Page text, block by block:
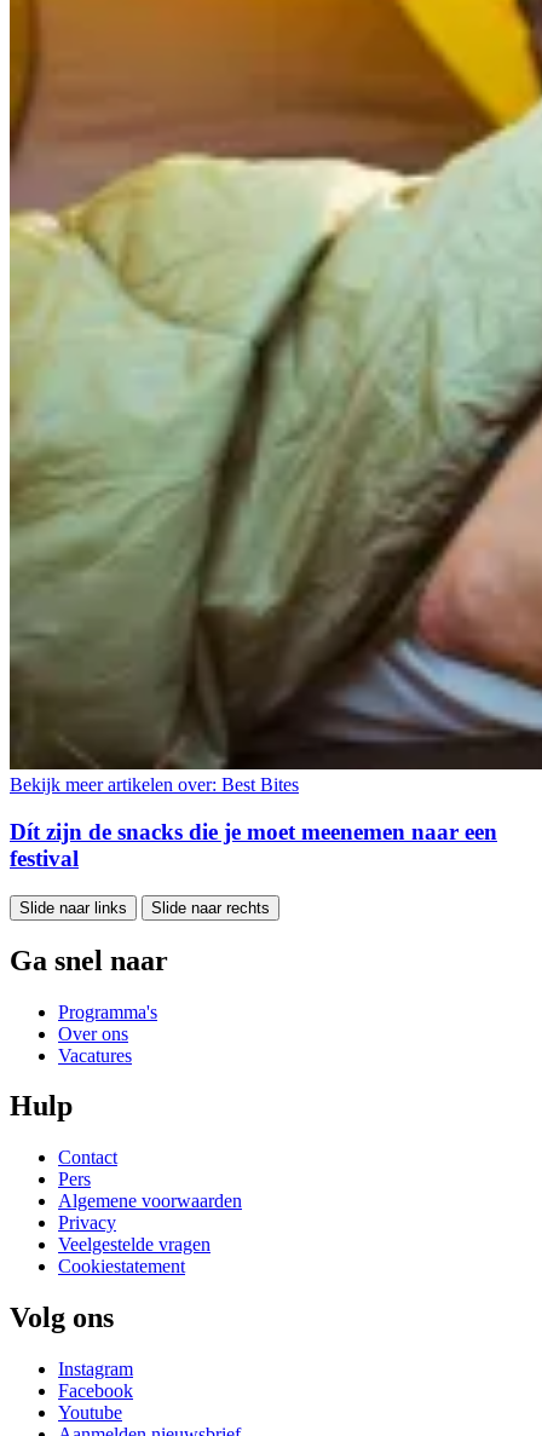
Bekijk meer artikelen over: Best Bites
Dít zijn de snacks die je moet meenemen naar een
festival
Slide naar links Slide naar rechts
Ga snel naar
Programma's
Over ons
Vacatures
Hulp
Contact
Pers
Algemene voorwaarden
Privacy
Veelgestelde vragen
Cookiestatement
Volg ons
Instagram
Facebook
Youtube